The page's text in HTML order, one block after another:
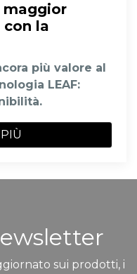
maggior
la
più valore al
LEAF:
sui prodotti, i